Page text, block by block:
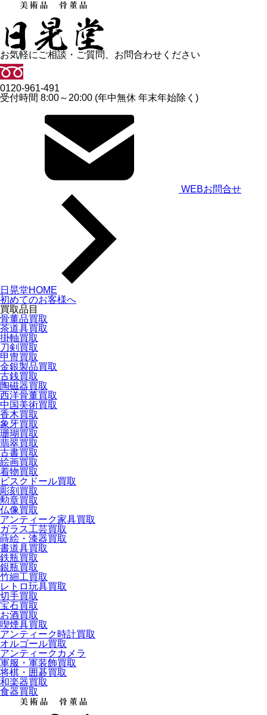
お気軽にご相談・ご質問、お問合わせください
0120-961-491
受付時間 8:00～20:00 (年中無休 年末年始除く)
WEBお問合せ
日晃堂HOME
初めてのお客様へ
買取品目
骨董品買取
茶道具買取
掛軸買取
刀剣買取
甲冑買取
金銀製品買取
古銭買取
陶磁器買取
西洋骨董買取
中国美術買取
香木買取
象牙買取
珊瑚買取
翡翠買取
古書買取
絵画買取
着物買取
ビスクドール買取
彫刻買取
勲章買取
仏像買取
アンティーク家具買取
ガラス工芸買取
蒔絵・漆器買取
書道具買取
鉄瓶買取
銀瓶買取
竹細工買取
レトロ玩具買取
切手買取
宝石買取
お酒買取
喫煙具買取
アンティーク時計買取
オルゴール買取
アンティークカメラ
軍服・軍装飾買取
将棋・囲碁買取
和楽器買取
食器買取